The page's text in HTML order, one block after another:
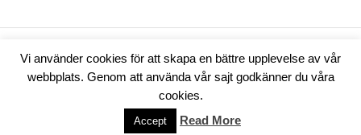
|Powered by
Vi använder cookies för att skapa en bättre upplevelse av vår
webbplats. Genom att använda vår sajt godkänner du våra
cookies.
Accept Read More